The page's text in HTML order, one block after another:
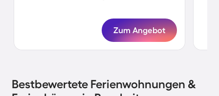
Zum Angebot
Bestbewertete Ferienwohnungen &